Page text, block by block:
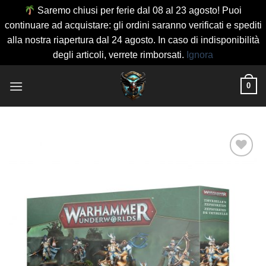
Saremo chiusi per ferie dal 08 al 23 agosto! Puoi
continuare ad acquistare: gli ordini saranno verificati e spediti
alla nostra riapertura dal 24 agosto. In caso di indisponibilità
degli articoli, verrete rimborsati. Ignora
0
dei
desideri